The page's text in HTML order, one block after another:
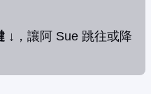
↓ ，讓阿 Sue 跳往或降